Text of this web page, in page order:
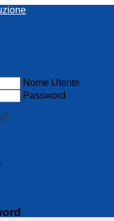
Nome Utente
Password